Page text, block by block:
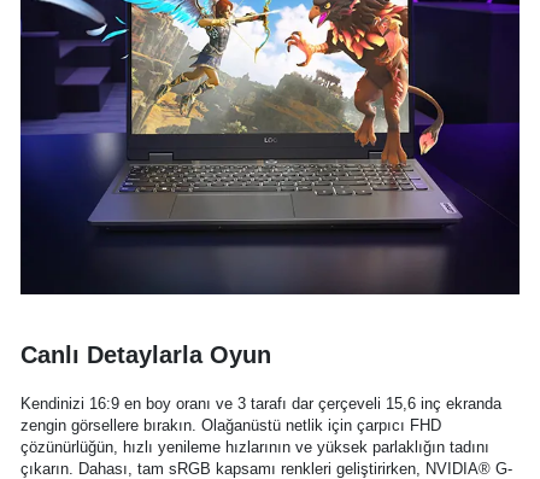
Canlı Detaylarla Oyun
Kendinizi 16:9 en boy oranı ve 3 tarafı dar çerçeveli 15,6 inç ekranda
zengin görsellere bırakın. Olağanüstü netlik için çarpıcı FHD
çözünürlüğün, hızlı yenileme hızlarının ve yüksek parlaklığın tadını
çıkarın. Dahası, tam sRGB kapsamı renkleri geliştirirken, NVIDIA® G-